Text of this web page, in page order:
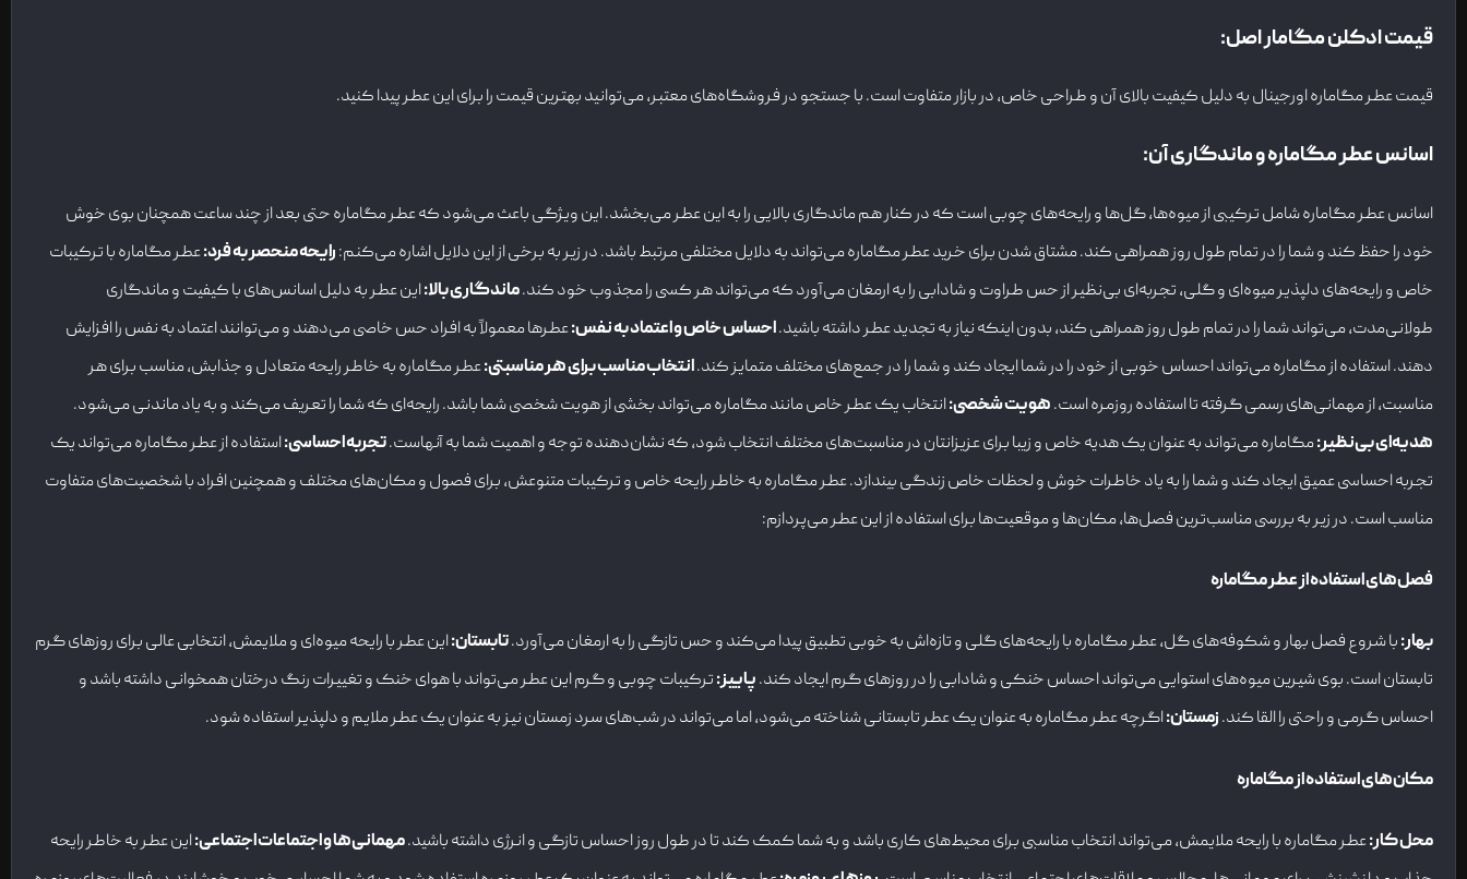
قیمت ادکلن مگامار اصل:
قیمت عطر مگاماره اورجینال به دلیل کیفیت بالای آن و طراحی خاص، در بازار متفاوت است. با جستجو در فروشگاه‌های معتبر، می‌توانید بهترین قیمت را برای این عطر پیدا کنید.
اسانس عطر مگاماره و ماندگاری آن:
اسانس عطر مگاماره شامل ترکیبی از میوه‌ها، گل‌ها و رایحه‌های چوبی است که در کنار هم ماندگاری بالایی را به این عطر می‌بخشد. این ویژگی باعث می‌شود که عطر مگاماره حتی بعد از چند ساعت همچنان بوی خوش
خود را حفظ کند و شما را در تمام طول روز همراهی کند. مشتاق شدن برای خرید عطر مگاماره می‌تواند به دلایل مختلفی مرتبط باشد. در زیر به برخی از این دلایل اشاره می‌کنم:رایحه منحصر به فرد:عطر مگاماره با ترکیبات
خاص و رایحه‌های دلپذیر میوه‌ای و گلی، تجربه‌ای بی‌نظیر از حس طراوت و شادابی را به ارمغان می‌آورد که می‌تواند هر کسی را مجذوب خود کند.ماندگاری بالا:این عطر به دلیل اسانس‌های با کیفیت و ماندگاری
طولانی‌مدت، می‌تواند شما را در تمام طول روز همراهی کند، بدون اینکه نیاز به تجدید عطر داشته باشید.احساس خاص و اعتماد به نفس:عطرها معمولاً به افراد حس خاصی می‌دهند و می‌توانند اعتماد به نفس را افزایش
دهند. استفاده از مگاماره می‌تواند احساس خوبی از خود را در شما ایجاد کند و شما را در جمع‌های مختلف متمایز کند.انتخاب مناسب برای هر مناسبتی:عطر مگاماره به خاطر رایحه متعادل و جذابش، مناسب برای هر
مناسبت، از مهمانی‌های رسمی گرفته تا استفاده روزمره است.هویت شخصی:انتخاب یک عطر خاص مانند مگاماره می‌تواند بخشی از هویت شخصی شما باشد. رایحه‌ای که شما را تعریف می‌کند و به یاد ماندنی می‌شود.
هدیه‌ای بی‌نظیر:مگاماره می‌تواند به عنوان یک هدیه خاص و زیبا برای عزیزانتان در مناسبت‌های مختلف انتخاب شود، که نشان‌دهنده توجه و اهمیت شما به آنهاست.تجربه احساسی:استفاده از عطر مگاماره می‌تواند یک
تجربه احساسی عمیق ایجاد کند و شما را به یاد خاطرات خوش و لحظات خاص زندگی بیندازد. عطر مگاماره به خاطر رایحه خاص و ترکیبات متنوعش، برای فصول و مکان‌های مختلف و همچنین افراد با شخصیت‌های متفاوت
مناسب است. در زیر به بررسی مناسب‌ترین فصل‌ها، مکان‌ها و موقعیت‌ها برای استفاده از این عطر می‌پردازم:
فصل‌های استفاده از عطر مگاماره
بهار:با شروع فصل بهار و شکوفه‌های گل، عطر مگاماره با رایحه‌های گلی و تازه‌اش به خوبی تطبیق پیدا می‌کند و حس تازگی را به ارمغان می‌آورد.تابستان:این عطر با رایحه میوه‌ای و ملایمش، انتخابی عالی برای روزهای گرم
تابستان است. بوی شیرین میوه‌های استوایی می‌تواند احساس خنکی و شادابی را در روزهای گرم ایجاد کند.پاییز:ترکیبات چوبی و گرم این عطر می‌تواند با هوای خنک و تغییرات رنگ درختان همخوانی داشته باشد و
احساس گرمی و راحتی را القا کند.زمستان:اگرچه عطر مگاماره به عنوان یک عطر تابستانی شناخته می‌شود، اما می‌تواند در شب‌های سرد زمستان نیز به عنوان یک عطر ملایم و دلپذیر استفاده شود.
مکان‌های استفاده از مگاماره
محل کار:عطر مگاماره با رایحه ملایمش، می‌تواند انتخاب مناسبی برای محیط‌های کاری باشد و به شما کمک کند تا در طول روز احساس تازگی و انرژی داشته باشید.مهمانی‌ها و اجتماعات اجتماعی:این عطر به خاطر رایحه